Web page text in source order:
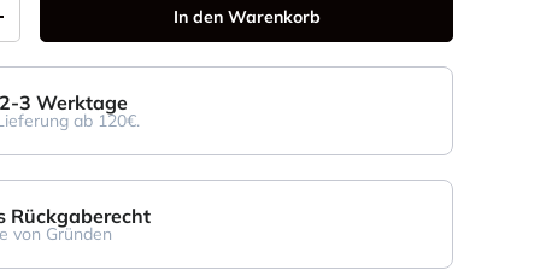
In den Warenkorb
3 Werktage
ab 120€.
Rückgaberecht
von Gründen